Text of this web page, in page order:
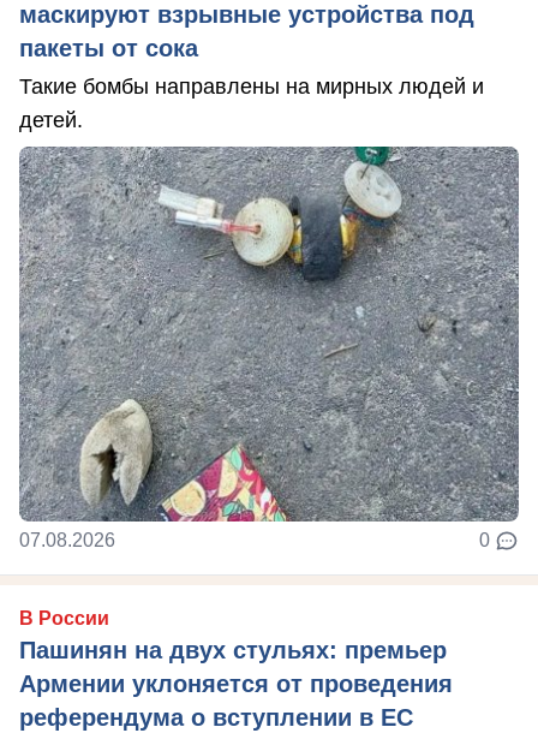
маскируют взрывные устройства под
пакеты от сока
Такие бомбы направлены на мирных людей и
детей.
07.08.2026 0
В России
Пашинян на двух стульях: премьер
Армении уклоняется от проведения
референдума о вступлении в ЕС